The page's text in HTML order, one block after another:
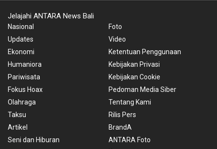
Jelajahi ANTARA News Bali
Nasional
Updates
Ekonomi
Humaniora
Pariwisata
Fokus Hoax
Olahraga
Taksu
Artikel
Seni dan Hiburan
Foto
Video
Ketentuan Penggunaan
Kebijakan Privasi
Kebijakan Cookie
Pedoman Media Siber
Tentang Kami
Rilis Pers
BrandA
ANTARA Foto